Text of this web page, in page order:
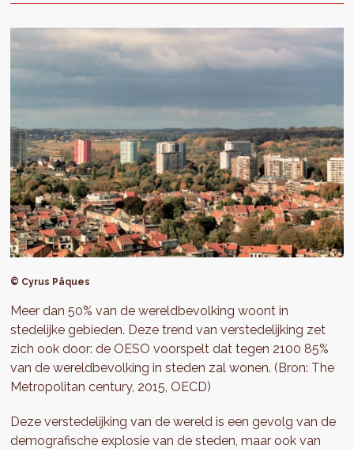
© Cyrus Pâques
Meer dan 50% van de wereldbevolking woont in
stedelijke gebieden. Deze trend van verstedelijking zet
zich ook door: de OESO voorspelt dat tegen 2100 85%
van de wereldbevolking in steden zal wonen. (Bron: The
Metropolitan century, 2015, OECD)
Deze verstedelijking van de wereld is een gevolg van de
demografische explosie van de steden, maar ook van